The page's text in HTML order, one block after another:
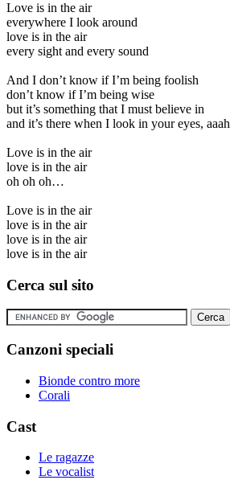
Love is in the air
everywhere I look around
love is in the air
every sight and every sound
And I don’t know if I’m being foolish
don’t know if I’m being wise
but it’s something that I must believe in
and it’s there when I look in your eyes, aaah
Love is in the air
love is in the air
oh oh oh…
Love is in the air
love is in the air
love is in the air
love is in the air
Cerca sul sito
Canzoni speciali
Bionde contro more
Corali
Cast
Le ragazze
Le vocalist